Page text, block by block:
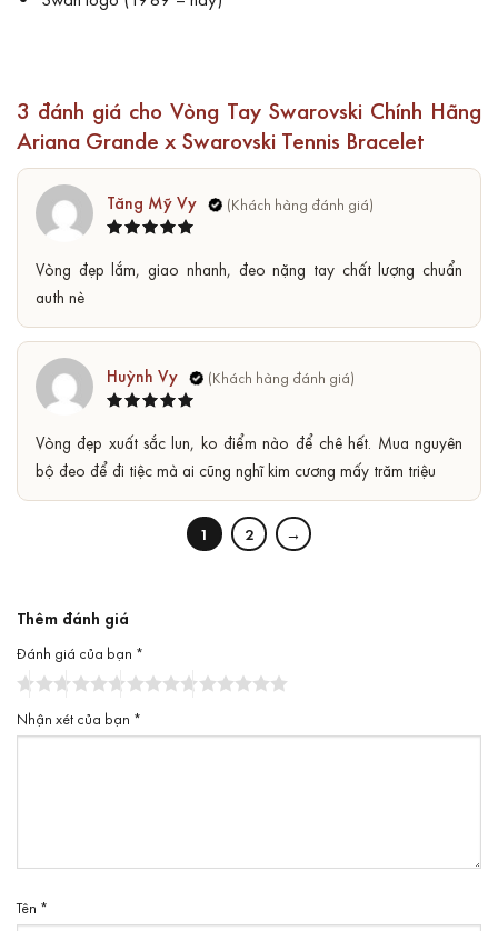
3 đánh giá cho Vòng Tay Swarovski Chính Hãng
Ariana Grande x Swarovski Tennis Bracelet
hạng55
Tăng Mỹ Vy
Vòng đẹp lắm, giao nhanh, đeo nặng tay chất lượng chuẩn
auth nè
hạng5 5
Huỳnh Vy
Vòng đẹp xuất sắc lun, ko điểm nào để chê hết. Mua nguyên
bộ đeo để đi tiệc mà ai cũng nghĩ kim cương mấy trăm triệu
1 2 →
Thêm đánh giá
Đánh giá của bạn *
Nhận xét của bạn *
Tên *